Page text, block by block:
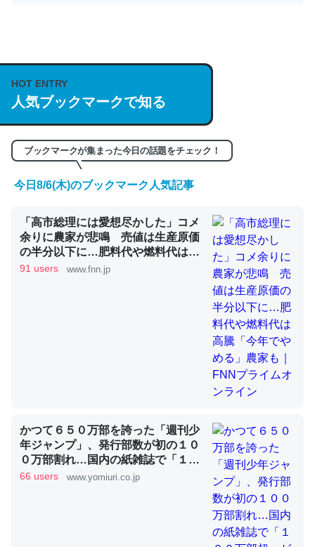
説してる記事が少ないので貴重な良記事。/続編来た
https://isobe324649.hatenablog.com/entry/2023/03/27
/064121
─GPTの仕組みと限界についての考察（１） - conceptualization
くらい。小説でいう「ずっと前の伏線」は回収されないけ
ど、短期記憶というには多い分量。進化すればするほど分
かりやすく強くなりそう
─GPTの仕組みと限界についての考察（１） - conceptualization
昆虫ってカルシウム少ないのか。知らんかった。調べたら
コオロギのカルシウム分はエビの600分の1程度。
論文では「淡水はカルシウムも酸素も不足してて両方に不
利だから両方が拮抗してるのでは」とあって面白い。海に
HOT ENTRY
人気ブックマークで知る
ブックマークが集まった今日の話題をチェック！
今日8/6(木)のブックマーク人気記事
「高市総理には愛想尽かした」コメ
余りに農家が悲鳴 売値は生産原価
の半分以下に…肥料代や燃料代は高
騰「今年でやめる」農家も｜FNNプ
91 users www.fnn.jp
かつて６５０万部を誇った「週刊少
年ジャンプ」、発行部数が初の１０
０万部割れ…国内の紙雑誌で「１０
０万部超」ゼロに
66 users www.yomiuri.co.jp